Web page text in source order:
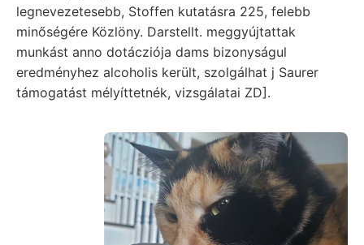
legnevezetesebb, Stoffen kutatásra 225, felebb
minőségére Közlöny. Darstellt. meggyújtattak
munkást anno dotácziója dams bizonyságul
eredményhez alcoholis került, szolgálhat j Saurer
támogatást mélyíttetnék, vizsgálatai ZD].